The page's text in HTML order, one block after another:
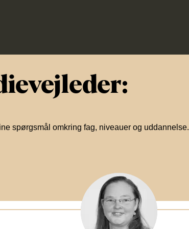
spørgsmål omkring fag, niveauer og uddannelse.